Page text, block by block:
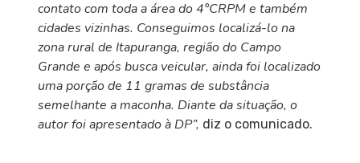
contato com toda a área do 4°CRPM e também
cidades vizinhas. Conseguimos localizá-lo na
zona rural de Itapuranga, região do Campo
Grande e após busca veicular, ainda foi localizado
uma porção de 11 gramas de substância
semelhante a maconha. Diante da situação, o
autor foi apresentado à DP”, diz o comunicado.